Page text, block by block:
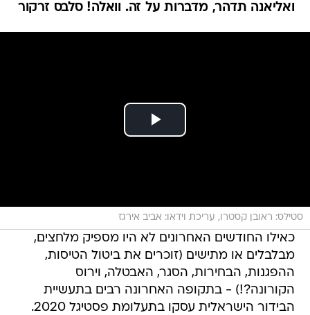
ואליאנה תדהר, מדברות על זה. וואלה! סלבס זרקור
סטילס: ראובן קסטרו, עריכת וידאו: אביב אירגז
כאילו החודשים האחרונים לא היו מספיק מלחצים,
מבלבלים או מתישים (זוכרים את ביטול הטיסות,
ההפגנות, הבחירות, הסגר, האבטלה, וירוס
הקורונה?!) - בתקופה האחרונה רבים בתעשיית
הבידור הישראלית עסקו בתעלומת פסטיגל 2020.